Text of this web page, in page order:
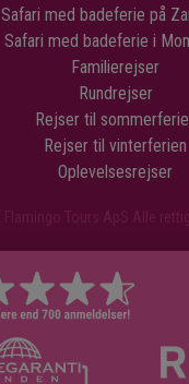
Safari med badeferie på
Safari med badeferie i
Familierejser
Rundrejser
Rejser til
Rejser til vinterferien
Oplevelsesrejser